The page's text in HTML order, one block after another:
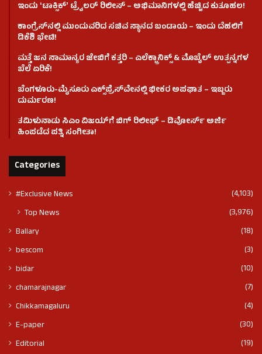
ಇಂದು ʻಟಾಕ್ಸಿಕ್ʼ ಟ್ರೈಲರ್ ರಿಲೀಸ್‌ – ಅಭಿಮಾನಿಗಳಲ್ಲಿ ಹೆಚ್ಚಿದ ಕುತೂಹಲ!
ಕಾಂಗ್ರೆಸ್​ನಲ್ಲಿ ಮುಂದುವರಿದ ಸಚಿವ ಸ್ಥಾನದ ಬಂಡಾಯ – ಇಂದು ದೆಹಲಿಗೆ
ಡಿಕೆಶಿ ಭೇಟಿ!
ಮತ್ತೆ ಜನ ಸಾಮಾನ್ಯರ ಜೇಬಿಗೆ ಕತ್ತರಿ – ಎಲೆಕ್ಟ್ರಾನಿಕ್ಸ್ & ಮೊಬೈಲ್ ಉತ್ಪನ್ನಗಳ
ಬೆಲೆ ಏರಿಕೆ!
ಬೆಂಗಳೂರು-ಮೈಸೂರು ಎಕ್ಸ್‌ಪ್ರೆಸ್‌ವೇನಲ್ಲಿ ಭೀಕರ ಅಪಘಾತ – ಇಬ್ಬರು
ದುರ್ಮರಣ!
ತಮಿಳುನಾಡು ಸಿಎಂ ವಿಜಯ್‌ಗೆ ಬಿಗ್ ರಿಲೀಫ್ – ಡಿವೋರ್ಸ್ ಅರ್ಜಿ
ಹಿಂಪಡೆದ ಪತ್ನಿ ಸಂಗೀತಾ!
Categories
#Exclusive News (4,103)
Top News (3,976)
Ballary
(18)
bescom
(3)
bidar
(10)
chamarajnagar
(7)
Chikkamagaluru
(4)
E-paper
(30)
Editorial
(19)